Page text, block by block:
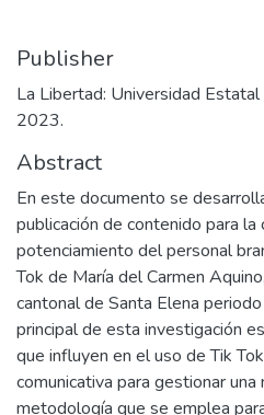
Publisher
La Libertad: Universidad
2023.
Abstract
En este documento se
publicación de contenido para la
potenciamiento del personal
Tok de María del Carmen
cantonal de Santa Elena
principal de esta investigación
que influyen en el uso de Tik
comunicativa para gestionar
metodología que se emplea